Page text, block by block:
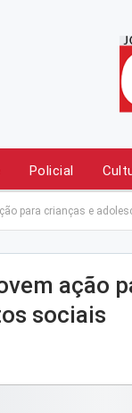
Policial
para crianças e
ação
sociais